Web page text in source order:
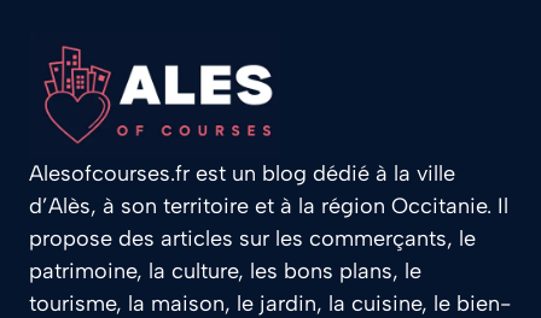
Alesofcourses.fr est un blog dédié à la ville
d’Alès, à son territoire et à la région Occitanie. Il
propose des articles sur les commerçants, le
patrimoine, la culture, les bons plans, le
tourisme, la maison, le jardin, la cuisine, le bien-